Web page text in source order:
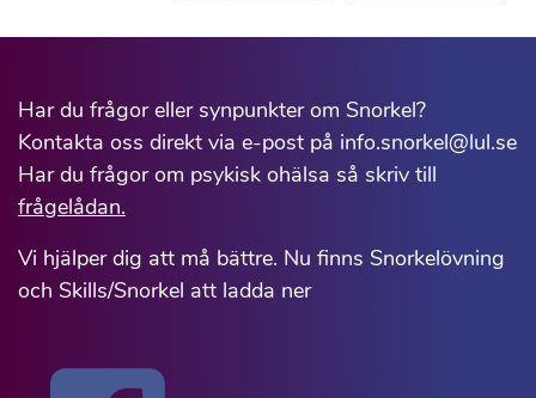
Har du frågor eller synpunkter om Snorkel?
Kontakta oss direkt via e-post på info.snorkel@lul.se
Har du frågor om psykisk ohälsa så skriv till
frågelådan.
Vi hjälper dig att må bättre. Nu finns Snorkelövning
och Skills/Snorkel att ladda ner